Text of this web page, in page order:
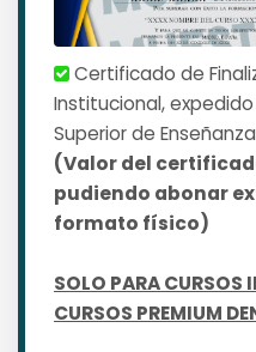
Certificado de
Institucional,
Superior de
(Valor del
pudiendo abonar
formato físico)
SOLO PARA CURSOS
CURSOS PREMIUM